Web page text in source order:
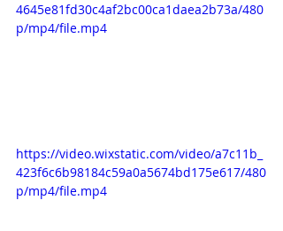
4645e81fd30c4af2bc00ca1daea2b73a/480
p/mp4/file.mp4
https://video.wixstatic.com/video/a7c11b_
423f6c6b98184c59a0a5674bd175e617/480
p/mp4/file.mp4